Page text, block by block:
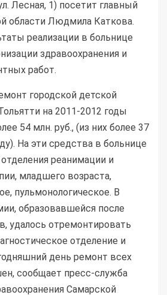
Лесная, 1) посетит главный
области Людмила Каткова.
реализации в больнице
здравоохранения и
работ.
городской детской
на 2011-2012 годы
54 млн. руб., (из них более 37
На эти средства в больнице
реанимации и
младшего возраста,
пульмонологическое. В
образовавшейся после
удалось отремонтировать
отделение и
день ремонт всех
сообщает пресс-служба
Самарской